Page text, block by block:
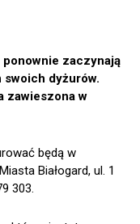
ponownie zaczynają
swoich dyżurów.
zawieszona w
będą w
Białogard, ul. 1
303.